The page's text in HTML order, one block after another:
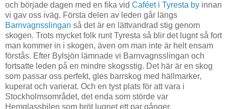
och började dagen med en fika vid Caféet i Tyresta by innan
vi gav oss iväg. Första delen av leden går längs
Barnvagnsslingan så det är en lättvandrad stig genom
skogen. Trots mycket folk runt Tyresta så blir det lugnt så fort
man kommer in i skogen, även om man inte är helt ensam
förstås. Efter Bylsjön lämnade vi Barnvagnsslingan och
fortsatte leden på en mindre skogsstig. Det här är en skog
som passar oss perfekt, gles barrskog med hällmarker,
kuperat och varierat. Och en tyst plats för att vara i
Stockholmsområdet, det enda som störde var
Hemglassbilen som bröt lugnet ett par gånger.